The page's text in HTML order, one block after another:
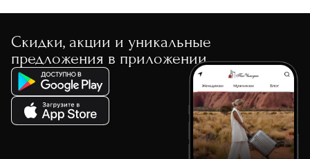
Скидки, акции и уникальные
предложения в приложении